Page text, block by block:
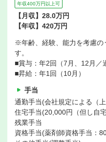
年収400万円以上可
【月収】28.0万円
【年収】420万円
※年齢、経験、能力を考慮の
す。
■賞与：年2回（7月、12月／
■昇給：年1回（10月）
手当
通勤手当(会社規定による（
住宅手当(20,000円（但し自
残業手当
資格手当(薬剤師資格手当：